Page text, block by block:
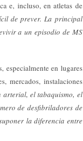
e, incluso, en atletas de
de prever. La principal
a un episodio de MS
especialmente en lugares
mercados, instalaciones
arterial, el tabaquismo, el
de desfibriladores de
la diferencia entre